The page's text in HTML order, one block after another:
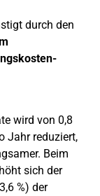
durch den
wird von 0,8
Jahr reduziert,
Beim
sich der
%) der